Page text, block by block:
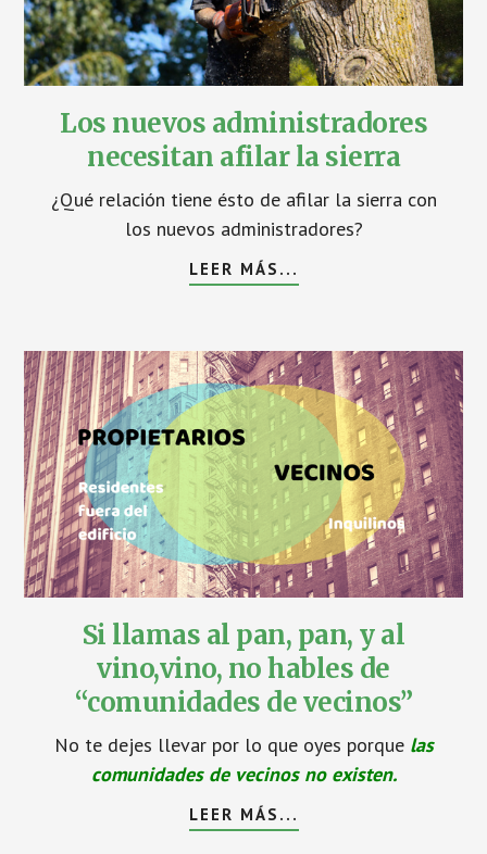
Los nuevos administradores
necesitan afilar la sierra
¿Qué relación tiene ésto de afilar la sierra con
los nuevos administradores?
LEER MÁS...
Si llamas al pan, pan, y al
vino,vino, no hables de
“comunidades de vecinos”
No te dejes llevar por lo que oyes porque las
comunidades de vecinos no existen.
LEER MÁS...